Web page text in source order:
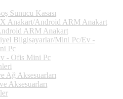
Sunucu Kasası
Anakart/Android ARM Anakart
ARM Anakart
Bilgisayarlar/Mini Pc/Ev -
Pc
- Ofis Mini Pc
Ağ Aksesuarları
Aksesuarları